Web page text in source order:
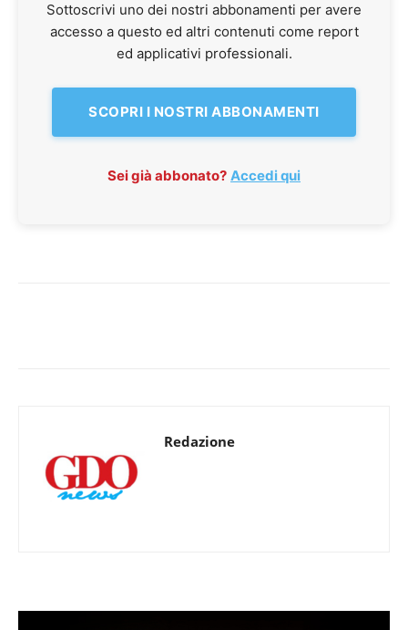
Sottoscrivi uno dei nostri abbonamenti per avere
accesso a questo ed altri contenuti come report
ed applicativi professionali.
SCOPRI I NOSTRI ABBONAMENTI
Sei già abbonato? Accedi qui
Redazione